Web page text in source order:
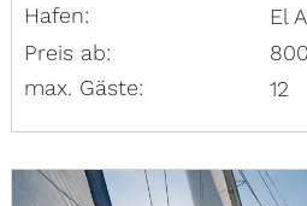
Hafen:
El
Preis ab:
max. Gäste:
12